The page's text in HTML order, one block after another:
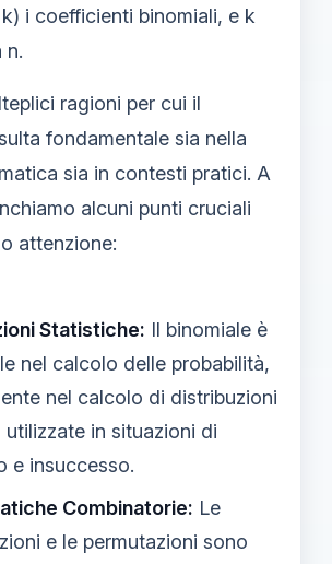
i coefficienti binomiali, e k
n.
ragioni per cui il
fondamentale sia nella
sia in contesti pratici. A
alcuni punti cruciali
attenzione:
Statistiche: Il binomiale è
nel calcolo delle probabilità,
nel calcolo di distribuzioni
utilizzate in situazioni di
e insuccesso.
Combinatorie: Le
e le permutazioni sono